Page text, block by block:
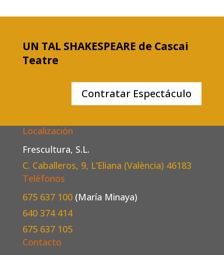
UN TAL SHAKESPEARE de Cascai
Teatre
Contratar Espectáculo
Localización
Frescultura, S.L.
C. Caballeros, 9, L’Eliana (València) 46183
Teléfonos
675 637 100 (María Minaya)
640 374 414
675 637 105
Contacto